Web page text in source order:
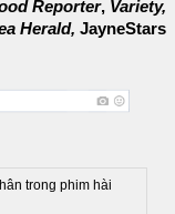
Reporter, Variety,
Herald, JayneStars
trong phim hài